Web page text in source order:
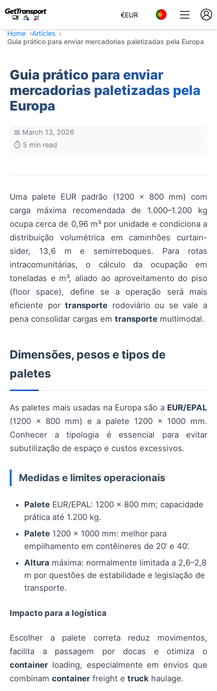
€EUR
Home
Articles
Guia prático para enviar mercadorias paletizadas pela Europa
Guia prático para enviar
mercadorias paletizadas pela
Europa
📅 March 13, 2026
⏱️ 5 min read
Uma palete EUR padrão (1200 x 800 mm) com
carga máxima recomendada de 1.000–1.200 kg
ocupa cerca de 0,96 m³ por unidade e condiciona a
distribuição volumétrica em caminhões curtain-
sider, 13,6 m e semirreboques. Para rotas
intracomunitárias, o cálculo da ocupação em
toneladas e m³, aliado ao aproveitamento do piso
(floor space), define se a operação será mais
eficiente portransporte rodoviário ou se vale a
pena consolidar cargas em transporte multimodal.
Dimensões, pesos e tipos de
paletes
As paletes mais usadas na Europa são a EUR/EPAL
(1200 x 800 mm) e a palete 1200 x 1000 mm.
Conhecer a tipologia é essencial para evitar
subutilização de espaço e custos excessivos.
Medidas e limites operacionais
Palete EUR/EPAL: 1200 x 800 mm; capacidade
prática até 1.200 kg.
Palete 1200 x 1000 mm: melhor para
empilhamento em contêineres de 20’ e 40’.
Altura máxima: normalmente limitada a 2,6–2,8
m por questões de estabilidade e legislação de
transporte.
Impacto para a logística
Escolher a palete correta reduz movimentos,
facilita a passagem por docas e otimiza o
container loading, especialmente em envios que
combinam container freight e truck haulage.